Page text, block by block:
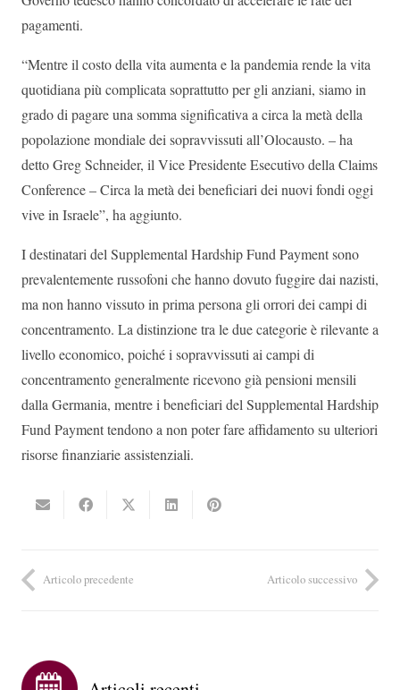
pagamenti.
“Mentre il costo della vita aumenta e la pandemia rende la vita
quotidiana più complicata soprattutto per gli anziani, siamo in
grado di pagare una somma significativa a circa la metà della
popolazione mondiale dei sopravvissuti all’Olocausto. – ha
detto Greg Schneider, il Vice Presidente Esecutivo della Claims
Conference – Circa la metà dei beneficiari dei nuovi fondi oggi
vive in Israele”, ha aggiunto.
I destinatari del Supplemental Hardship Fund Payment sono
prevalentemente russofoni che hanno dovuto fuggire dai nazisti,
ma non hanno vissuto in prima persona gli orrori dei campi di
concentramento. La distinzione tra le due categorie è rilevante a
livello economico, poiché i sopravvissuti ai campi di
concentramento generalmente ricevono già pensioni mensili
dalla Germania, mentre i beneficiari del Supplemental Hardship
Fund Payment tendono a non poter fare affidamento su ulteriori
risorse finanziarie assistenziali.
Articolo precedente Articolo successivo